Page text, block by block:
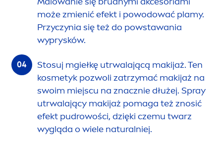
może zmienić efekt i powodować plamy.
Przyczynia się też do powstawania
wyprysków.
Stosuj mgiełkę utrwalającą makijaż. Ten
kosmetyk pozwoli zatrzymać makijaż na
swoim miejscu na znacznie dłużej. Spray
utrwalający makijaż pomaga też znosić
efekt pudrowości, dzięki czemu twarz
wygląda o wiele naturalniej.